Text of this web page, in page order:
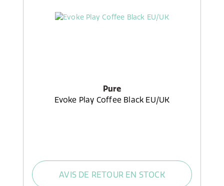
Pure
Evoke Play Coffee Black EU/UK
AVIS DE RETOUR EN STOCK